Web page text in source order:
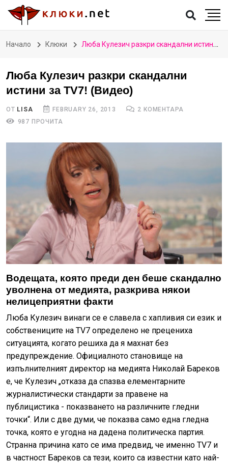
Начало Клюки Люба Кулезич разкри скандални истини за TV7! (Видео)
Люба Кулезич разкри скандални
истини за TV7! (Видео)
ОТ LISA FEBRUARY 26, 2013
2 КОМЕНТАРА
987 ПРОЧИТА
Водещата, която преди ден беше скандално
уволнена от медията, разкрива някои
нелицеприятни факти
Люба Кулезич винаги се е славела с хапливия си език и
собствениците на TV7 определено не прецениха
ситуацията, когато решиха да я махнат без
предупреждение. Официалното становище на
изпълнителният директор на медията Николай Бареков
е, че Кулезич „отказа да спазва елементарните
журналистически стандарти за правене на
публицистика - показването на различните гледни
точки“. Или с две думи, че показва само една гледна
точка, която е угодна на дадена политическа партия.
Странна причина като се има предвид, че именно TV7 и
в частност Бареков са тези, които са известни като най-